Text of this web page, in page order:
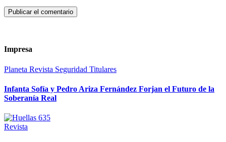
Impresa
Planeta Revista Seguridad Titulares
Infanta Sofía y Pedro Ariza Fernández Forjan el Futuro de la
Soberanía Real
Revista